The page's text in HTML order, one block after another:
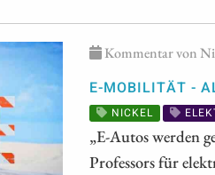
Kommentar von
E-MOBILITÄT -
NICKEL
„E-Autos werden
Professors für